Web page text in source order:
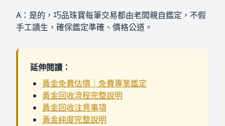
A：是的，巧品珠寶每筆交易都由老闆親自鑑定，不假
手工讀生，確保鑑定準確、價格公道。
延伸閱讀：
黃金免費估價｜免費專業鑑定
黃金回收流程完整說明
黃金回收注意事項
黃金純度完整說明